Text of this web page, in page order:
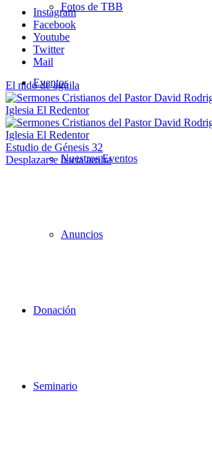
Fotos de TBB
Eventos
Nuestros Eventos
Anuncios
Donación
Seminario
Instagram
Facebook
Youtube
Twitter
Mail
El nido de aguila
Estudio de Génesis 32
Desplazarse hacia arriba